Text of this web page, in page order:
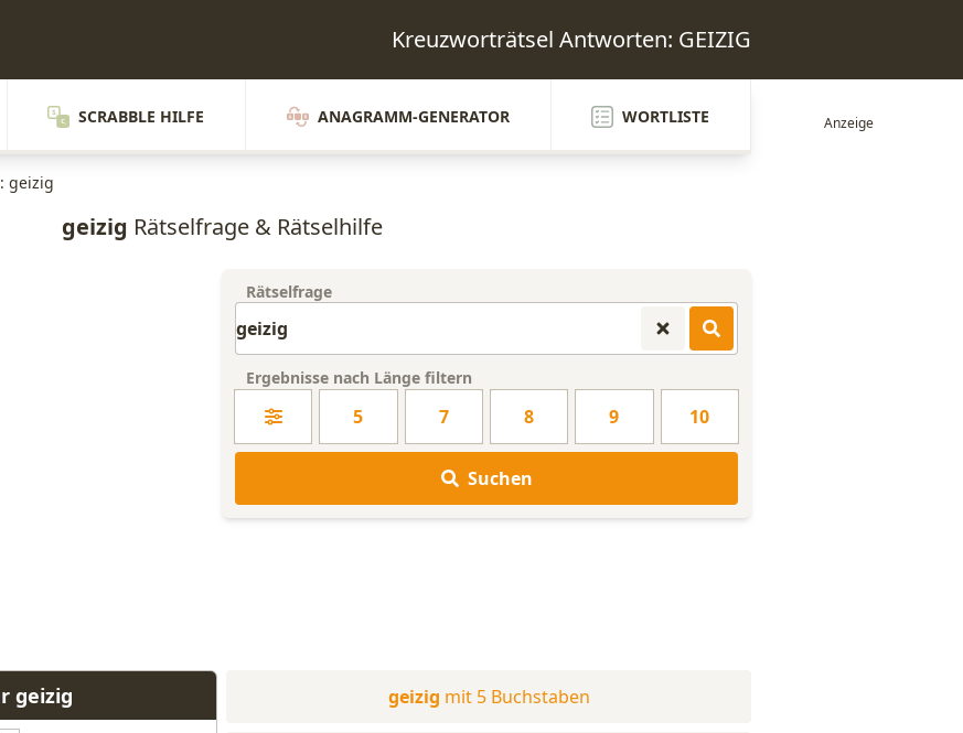
Kreuzworträtsel Antworten: GEIZIG
SCRABBLE HILFE ANAGRAMM-GENERATOR WORTLISTE
geizig
geizig Rätselfrage & Rätselhilfe
Rätselfrage
Ergebnisse nach Länge filtern
5 7 8 9 10
Suchen
geizig geizig mit 5 Buchstaben